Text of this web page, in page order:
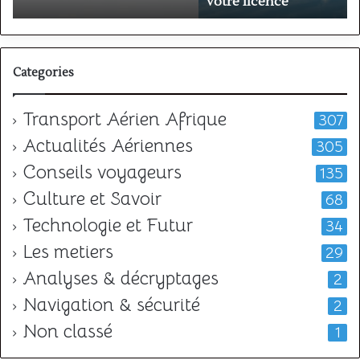
licence
Categories
Transport Aérien Afrique 307
Actualités Aériennes 305
Conseils voyageurs 135
Culture et Savoir 68
Technologie et Futur 34
Les metiers 29
Analyses & décryptages 2
Navigation & sécurité 2
Non classé 1